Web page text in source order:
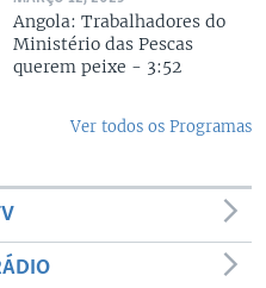
Angola: Trabalhadores do
Ministério das Pescas
querem peixe - 3:52
Ver todos os Programas